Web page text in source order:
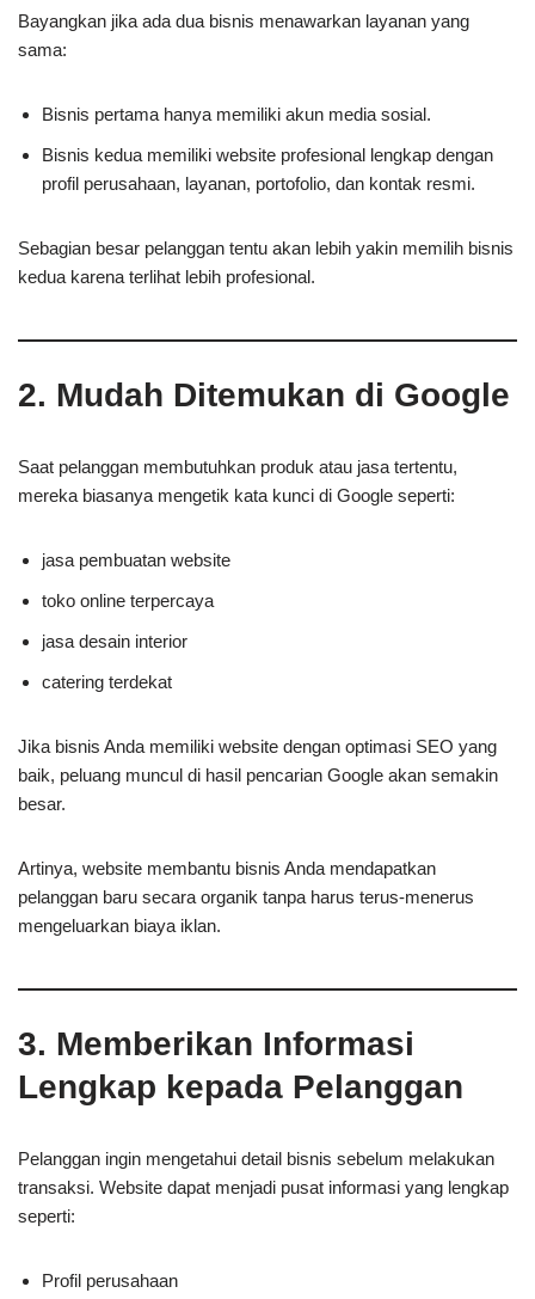
Bayangkan jika ada dua bisnis menawarkan layanan yang
sama:
Bisnis pertama hanya memiliki akun media sosial.
Bisnis kedua memiliki website profesional lengkap dengan
profil perusahaan, layanan, portofolio, dan kontak resmi.
Sebagian besar pelanggan tentu akan lebih yakin memilih bisnis
kedua karena terlihat lebih profesional.
2. Mudah Ditemukan di Google
Saat pelanggan membutuhkan produk atau jasa tertentu,
mereka biasanya mengetik kata kunci di Google seperti:
jasa pembuatan website
toko online terpercaya
jasa desain interior
catering terdekat
Jika bisnis Anda memiliki website dengan optimasi SEO yang
baik, peluang muncul di hasil pencarian Google akan semakin
besar.
Artinya, website membantu bisnis Anda mendapatkan
pelanggan baru secara organik tanpa harus terus-menerus
mengeluarkan biaya iklan.
3. Memberikan Informasi
Lengkap kepada Pelanggan
Pelanggan ingin mengetahui detail bisnis sebelum melakukan
transaksi. Website dapat menjadi pusat informasi yang lengkap
seperti:
Profil perusahaan